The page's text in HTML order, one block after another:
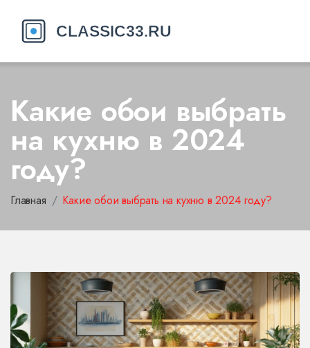
Какие обои выбрать
на кухню в 2024
году?
Главная Какие обои выбрать на кухню в 2024 году?